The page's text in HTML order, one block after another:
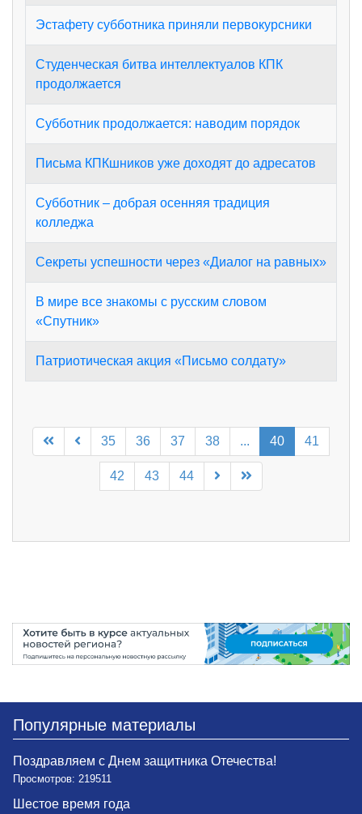
Эстафету субботника приняли первокурсники
Студенческая битва интеллектуалов КПК
продолжается
Субботник продолжается: наводим порядок
Письма КПКшников уже доходят до адресатов
Субботник – добрая осенняя традиция
колледжа
Секреты успешности через «Диалог на равных»
В мире все знакомы с русским словом
«Спутник»
Патриотическая акция «Письмо солдату»
35 36 37 38 ... 40 41
42 43 44
Популярные материалы
Поздравляем с Днем защитника Отечества!
Просмотров: 219511
Шестое время года